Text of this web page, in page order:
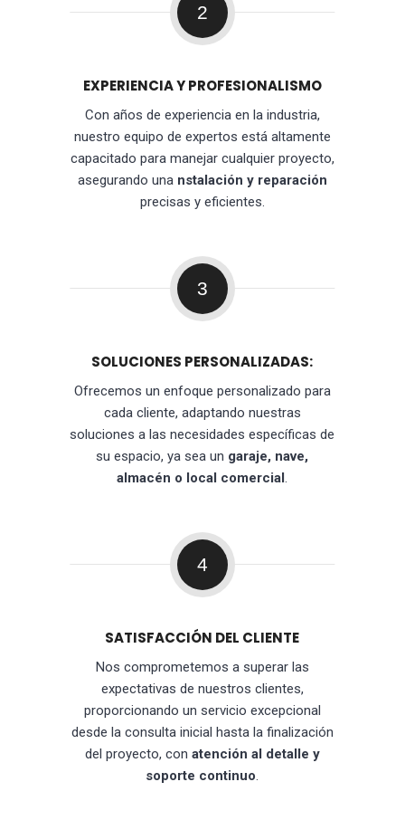
2
EXPERIENCIA Y PROFESIONALISMO
Con años de experiencia en la industria,
nuestro equipo de expertos está altamente
capacitado para manejar cualquier proyecto,
asegurando una nstalación y reparación
precisas y eficientes.
3
SOLUCIONES PERSONALIZADAS:
Ofrecemos un enfoque personalizado para
cada cliente, adaptando nuestras
soluciones a las necesidades específicas de
su espacio, ya sea un garaje, nave,
almacén o local comercial.
4
SATISFACCIÓN DEL CLIENTE
Nos comprometemos a superar las
expectativas de nuestros clientes,
proporcionando un servicio excepcional
desde la consulta inicial hasta la finalización
del proyecto, con atención al detalle y
soporte continuo.